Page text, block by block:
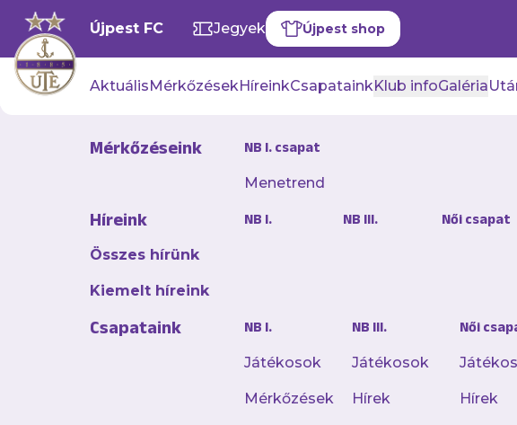
Újpest FC Jegyek Újpest shop
AktuálisMérkőzésekHíreinkCsapatainkKlub infoGaléria
Mérkőzéseink NB I. csapat
Menetrend
Híreink
Összes hírünk
Kiemelt híreink
NB I. NB III. Női csapat
Csapataink NB I.
Játékosok
Mérkőzések
NB III.
Játékosok
Hírek
Női
Hírek
Kvíz: DVSC -
A teljes hírt